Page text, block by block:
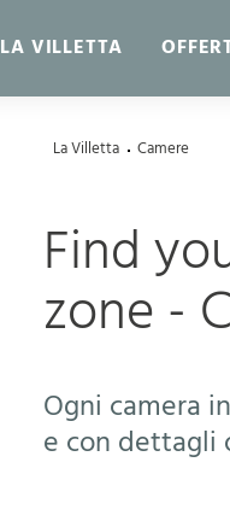
LA VILLETTA
La Villetta Camere
Find
zone -
Ogni camera
e con dettagli